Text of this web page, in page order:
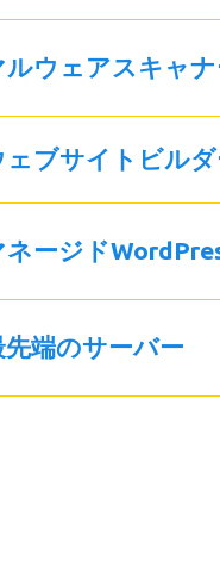
ルウェアスキャナ
ェブサイトビルダ
ネージド
先端のサーバー